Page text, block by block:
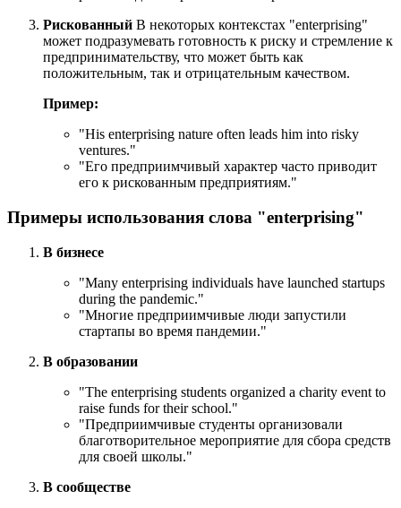
Рискованный В некоторых контекстах "enterprising"
может подразумевать готовность к риску и стремление к
предпринимательству, что может быть как
положительным, так и отрицательным качеством.
Пример:
"His enterprising nature often leads him into risky
ventures."
"Его предприимчивый характер часто приводит
его к рискованным предприятиям."
Примеры использования слова "enterprising"
В бизнесе
"Many enterprising individuals have launched startups
during the pandemic."
"Многие предприимчивые люди запустили
стартапы во время пандемии."
В образовании
"The enterprising students organized a charity event to
raise funds for their school."
"Предприимчивые студенты организовали
благотворительное мероприятие для сбора средств
для своей школы."
В сообществе